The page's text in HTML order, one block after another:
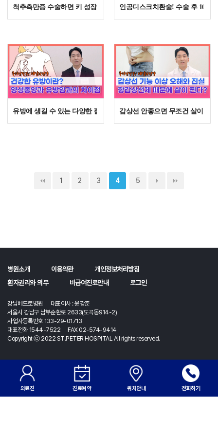
척추측만증 수술하면 키 성장 멈추고 임신이 어렵다고???
인공디스크치환술! 수술 후 10년
유방에 생길 수 있는 다양한 질환과 증상, 그리고 치료법은?
갑상선 안좋으면 무조건 살이찐
1 2 3 4 5
의료진 진료예약 위치안내 전화하기
병원소개 이용약관
개인정보처리방침
환자권리와 의무
비급여진료안내 로그인
강남베드로병원 대표이사 : 윤강준
서울시 강남구 남부순환로 2633(도곡동914-2)
사업자등록번호 133-29-01713
대표전화 1544-7522 FAX 02-574-9414
Copyright ⓒ 2022 ST.PETER HOSPITAL All rights reserved.